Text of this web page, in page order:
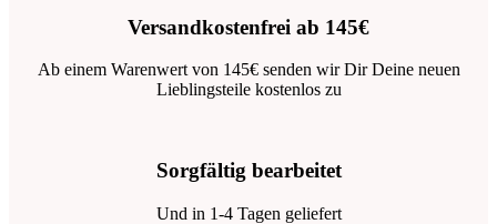
Versandkostenfrei ab 145€
Ab einem Warenwert von 145€ senden wir Dir Deine neuen
Lieblingsteile kostenlos zu
Sorgfältig bearbeitet
Und in 1-4 Tagen geliefert